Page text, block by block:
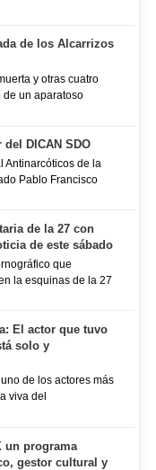
de los Alcarrizos
y otras cuatro
de un aparatoso
DICAN SDO
Antinarcóticos de la
Pablo Francisco
de la 27 con
de este sábado
que
la esquinas de la 27
El actor que tuvo
solo y
de los actores más
viva del
un programa
gestor cultural y